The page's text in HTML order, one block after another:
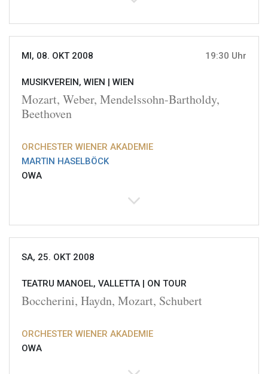
MI, 08. OKT 2008 19:30 Uhr
MUSIKVEREIN, WIEN | WIEN
Mozart, Weber, Mendelssohn-Bartholdy,
Beethoven
ORCHESTER WIENER AKADEMIE
MARTIN HASELBÖCK
OWA
SA, 25. OKT 2008
TEATRU MANOEL, VALLETTA | ON TOUR
Boccherini, Haydn, Mozart, Schubert
ORCHESTER WIENER AKADEMIE
OWA